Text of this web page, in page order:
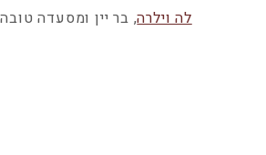
לה וילרה, בר יין ומסעדה